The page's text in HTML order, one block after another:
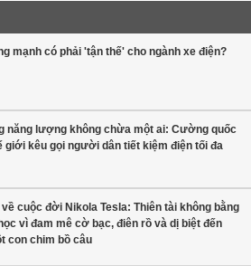
mạnh có phải 'tận thế' cho ngành xe điện?
năng lượng không chừa một ai: Cường quốc
giới kêu gọi người dân tiết kiệm điện tối đa
cuộc đời Nikola Tesla: Thiên tài không bằng
vì đam mê cờ bạc, điên rồ và dị biệt đến
con chim bồ câu